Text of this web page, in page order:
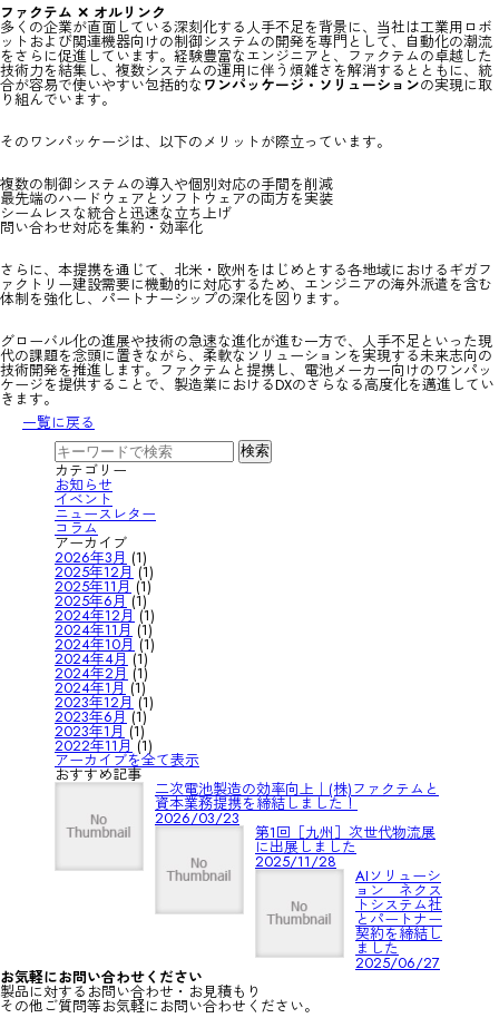
ファクテム ✕ オルリンク
多くの企業が直面している深刻化する人手不足を背景に、当社は工業用ロボ
ットおよび関連機器向けの制御システムの開発を専門として、自動化の潮流
をさらに促進しています。経験豊富なエンジニアと、ファクテムの卓越した
技術力を結集し、複数システムの運用に伴う煩雑さを解消するとともに、統
合が容易で使いやすい包括的な ワンパッケージ・ソリューションの実現に取
り組んでいます。
そのワンパッケージは、以下のメリットが際立っています。
複数の制御システムの導入や個別対応の手間を削減
最先端のハードウェアとソフトウェアの両方を実装
シームレスな統合と迅速な立ち上げ
問い合わせ対応を集約・効率化
さらに、本提携を通じて、北米・欧州をはじめとする各地域におけるギガフ
ァクトリー建設需要に機動的に対応するため、エンジニアの海外派遣を含む
体制を強化し、パートナーシップの深化を図ります。
グローバル化の進展や技術の急速な進化が進む一方で、人手不足といった現
代の課題を念頭に置きながら、柔軟なソリューションを実現する未来志向の
技術開発を推進します。ファクテムと提携し、電池メーカー向けのワンパッ
ケージを提供することで、製造業におけるDXのさらなる高度化を邁進してい
きます。
一覧に戻る
カテゴリー
お知らせ
イベント
ニュースレター
コラム
アーカイブ
2026年3月 (1)
2025年12月(1)
2025年11月(1)
2025年6月(1)
2024年12月 (1)
2024年11月(1)
2024年10月 (1)
2024年4月(1)
2024年2月 (1)
2024年1月(1)
2023年12月 (1)
2023年6月(1)
2023年1月(1)
2022年11月 (1)
アーカイブを全て表示
おすすめ記事
二次電池製造の効率向上｜(株)ファクテムと
資本業務提携を締結しました！
2026/03/23
第1回［九州］次世代物流展
に出展しました
2025/11/28
AIソリューシ
ョン ネクス
トシステム社
とパートナー
契約を締結し
ました
2025/06/27
お気軽にお問い合わせください
製品に対するお問い合わせ・お見積もり
その他ご質問等お気軽にお問い合わせください。